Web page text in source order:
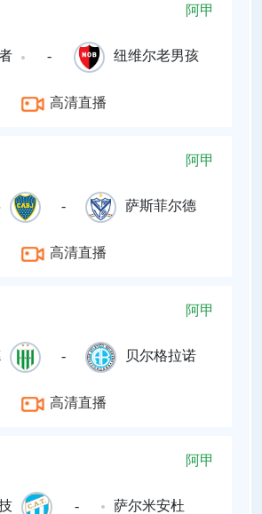
阿甲
- 纽维尔老男孩
高清直播
阿甲
- 萨斯菲尔德
高清直播
阿甲
- 贝尔格拉诺
高清直播
阿甲
- 萨尔米安杜